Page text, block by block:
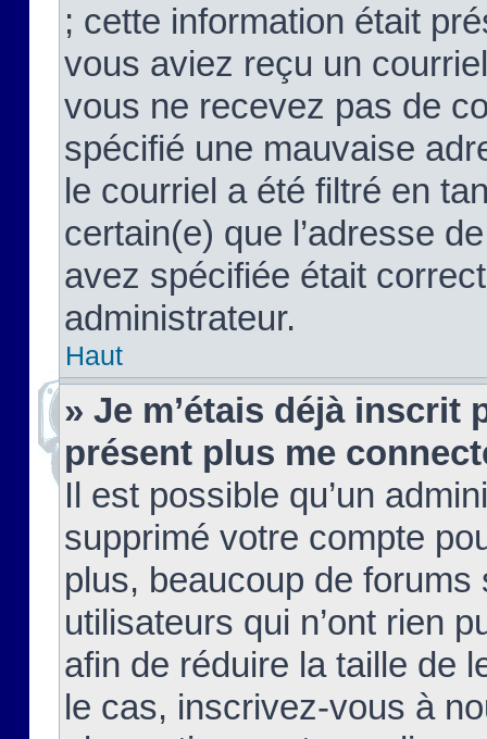
; cette information était
vous aviez reçu un
vous ne recevez pas de
spécifié une mauvaise
le courriel a été filtré en
certain(e) que l’adresse
avez spécifiée était
administrateur.
Haut
» Je m’étais déjà inscrit
présent plus me
Il est possible qu’un
supprimé votre compte
plus, beaucoup de
utilisateurs qui n’ont rien
afin de réduire la taille de
le cas, inscrivez-vous à